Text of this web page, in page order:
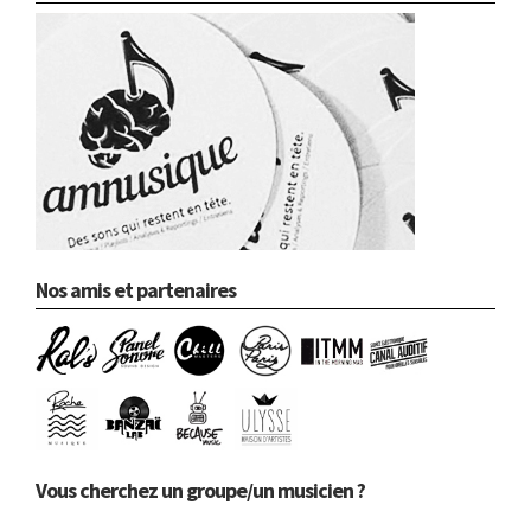
Nos amis et partenaires
Vous cherchez un groupe/un musicien ?